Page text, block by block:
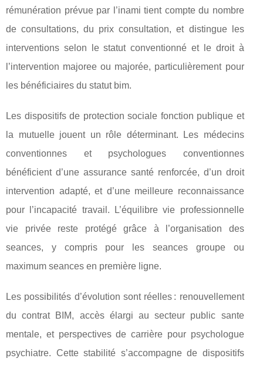
rémunération prévue par l’inami tient compte du nombre
de consultations, du prix consultation, et distingue les
interventions selon le statut conventionné et le droit à
l’intervention majoree ou majorée, particulièrement pour
les bénéficiaires du statut bim.
Les dispositifs de protection sociale fonction publique et
la mutuelle jouent un rôle déterminant. Les médecins
conventionnes et psychologues conventionnes
bénéficient d’une assurance santé renforcée, d’un droit
intervention adapté, et d’une meilleure reconnaissance
pour l’incapacité travail. L’équilibre vie professionnelle
vie privée reste protégé grâce à l’organisation des
seances, y compris pour les seances groupe ou
maximum seances en première ligne.
Les possibilités d’évolution sont réelles : renouvellement
du contrat BIM, accès élargi au secteur public sante
mentale, et perspectives de carrière pour psychologue
psychiatre. Cette stabilité s’accompagne de dispositifs